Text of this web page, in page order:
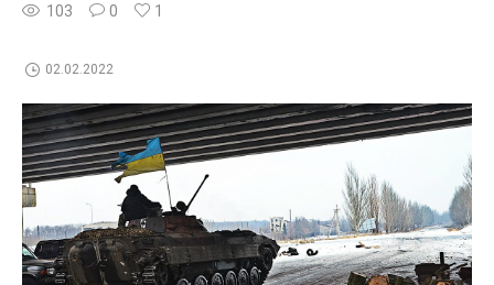
103 0 1
02.02.2022